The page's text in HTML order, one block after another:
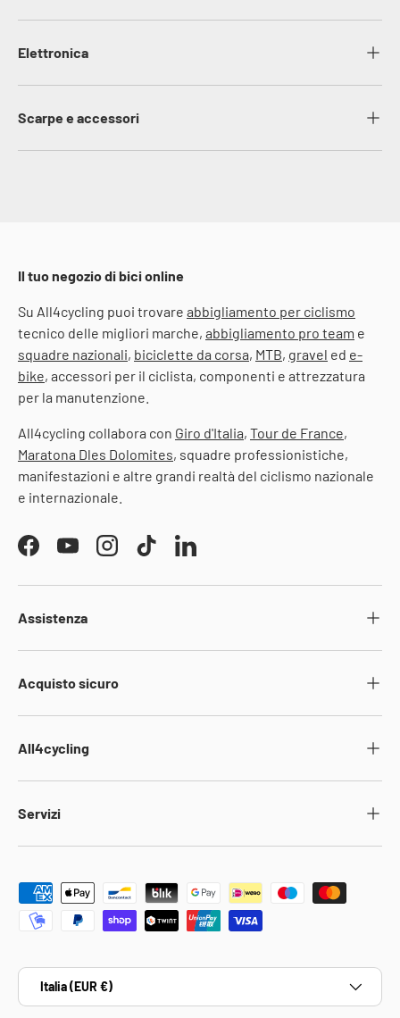
Elettronica
Scarpe e accessori
Il tuo negozio di bici online
Su All4cycling puoi trovare abbigliamento per ciclismo
tecnico delle migliori marche, abbigliamento pro team e
squadre nazionali, biciclette da corsa, MTB, gravel ed e-
bike, accessori per il ciclista, componenti e attrezzatura
per la manutenzione.
All4cycling collabora con Giro d'Italia, Tour de France,
Maratona Dles Dolomites, squadre professionistiche,
manifestazioni e altre grandi realtà del ciclismo nazionale
e internazionale.
FacebookYouTubeInstagramTikTokLinkedIn
Assistenza
Acquisto sicuro
All4cycling
Servizi
Metodi di pagamento accettati
Paese/Regione
Italia (EUR €)